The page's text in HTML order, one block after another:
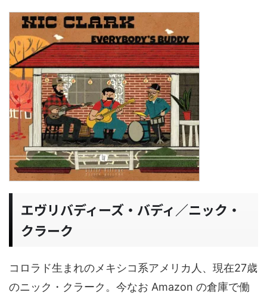
エヴリバディーズ・バディ／ニック・
クラーク
コロラド生まれのメキシコ系アメリカ人、現在27歳
のニック・クラーク。今なお Amazon の倉庫で働